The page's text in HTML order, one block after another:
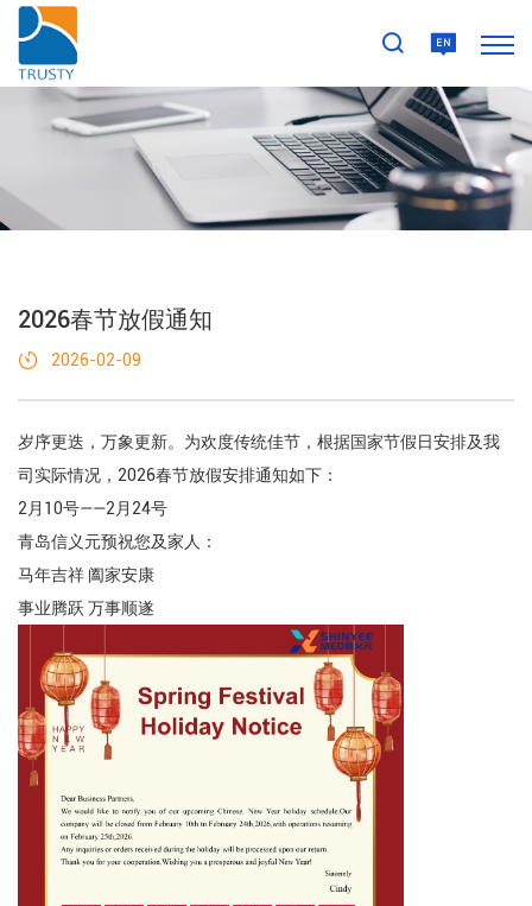
2026春节放假通知
2026-02-09
岁序更迭，万象更新。为欢度传统佳节，根据国家节假日安排及我
司实际情况，2026春节放假安排通知如下：
2月10号——2月24号
青岛信义元预祝您及家人：
马年吉祥 阖家安康
事业腾跃 万事顺遂